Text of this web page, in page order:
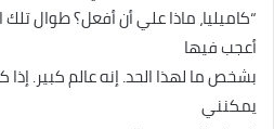
“كاميليا، ماذا علي أن أفعل؟ طوال
أعجب فيها
بشخص ما لهذا الحد. إنه عالم كبير. إذا
يمكنني